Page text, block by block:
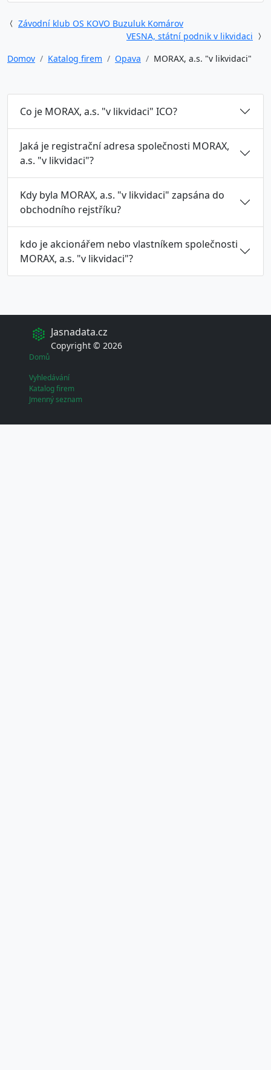
Závodní klub OS KOVO Buzuluk Komárov
VESNA, státní podnik v likvidaci
Domov
Katalog firem Opava MORAX, a.s. "v likvidaci"
Co je MORAX, a.s. "v likvidaci" ICO?
Jaká je registrační adresa společnosti MORAX,
a.s. "v likvidaci"?
Kdy byla MORAX, a.s. "v likvidaci" zapsána do
obchodního rejstříku?
kdo je akcionářem nebo vlastníkem společnosti
MORAX, a.s. "v likvidaci"?
Jasnadata.cz
Copyright © 2026
Domů
Vyhledávání
Katalog firem
Jmenný seznam